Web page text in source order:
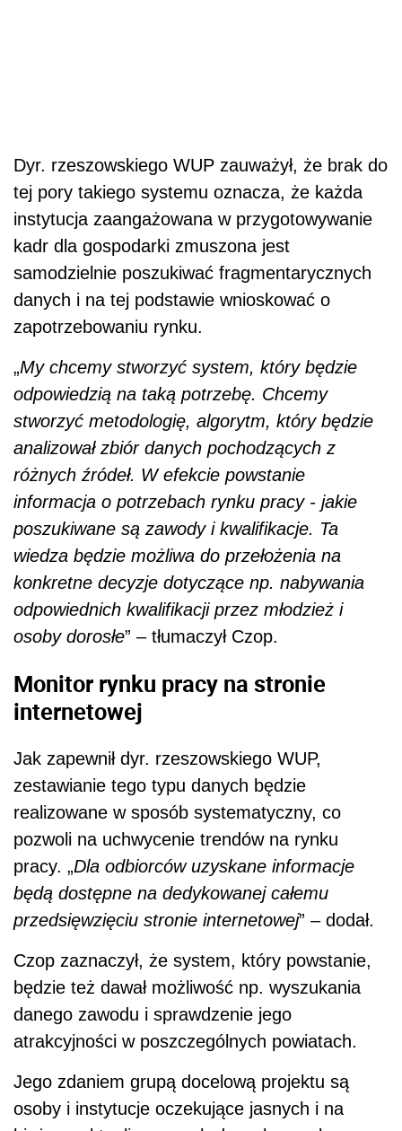
Dyr. rzeszowskiego WUP zauważył, że brak do
tej pory takiego systemu oznacza, że każda
instytucja zaangażowana w przygotowywanie
kadr dla gospodarki zmuszona jest
samodzielnie poszukiwać fragmentarycznych
danych i na tej podstawie wnioskować o
zapotrzebowaniu rynku.
„My chcemy stworzyć system, który będzie
odpowiedzią na taką potrzebę. Chcemy
stworzyć metodologię, algorytm, który będzie
analizował zbiór danych pochodzących z
różnych źródeł. W efekcie powstanie
informacja o potrzebach rynku pracy - jakie
poszukiwane są zawody i kwalifikacje. Ta
wiedza będzie możliwa do przełożenia na
konkretne decyzje dotyczące np. nabywania
odpowiednich kwalifikacji przez młodzież i
osoby dorosłe” – tłumaczył Czop.
Monitor rynku pracy na stronie
internetowej
Jak zapewnił dyr. rzeszowskiego WUP,
zestawianie tego typu danych będzie
realizowane w sposób systematyczny, co
pozwoli na uchwycenie trendów na rynku
pracy. „Dla odbiorców uzyskane informacje
będą dostępne na dedykowanej całemu
przedsięwzięciu stronie internetowej” – dodał.
Czop zaznaczył, że system, który powstanie,
będzie też dawał możliwość np. wyszukania
danego zawodu i sprawdzenie jego
atrakcyjności w poszczególnych powiatach.
Jego zdaniem grupą docelową projektu są
osoby i instytucje oczekujące jasnych i na